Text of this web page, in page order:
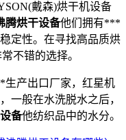
戴森)烘干机设备
腾烘干设备他们拥有***
定性。在寻找高品质烘
不错的选择。
产出口厂家，红星机
一般在水洗脱水之后，
备他纺织品中的水分。